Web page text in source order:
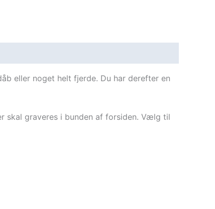
eller noget helt fjerde. Du har derefter en
skal graveres i bunden af forsiden. Vælg til